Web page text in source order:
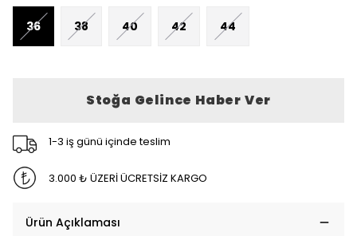
36 38 40 42 44
Stoğa Gelince Haber Ver
1-3 iş günü içinde teslim
3.000 ₺ ÜZERİ ÜCRETSİZ KARGO
Ürün Açıklaması